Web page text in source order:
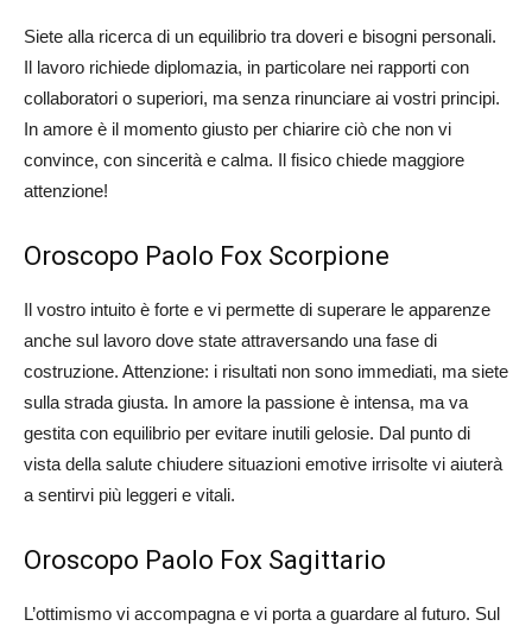
Siete alla ricerca di un equilibrio tra doveri e bisogni personali.
Il lavoro richiede diplomazia, in particolare nei rapporti con
collaboratori o superiori, ma senza rinunciare ai vostri principi.
In amore è il momento giusto per chiarire ciò che non vi
convince, con sincerità e calma. Il fisico chiede maggiore
attenzione!
Oroscopo Paolo Fox Scorpione
Il vostro intuito è forte e vi permette di superare le apparenze
anche sul lavoro dove state attraversando una fase di
costruzione. Attenzione: i risultati non sono immediati, ma siete
sulla strada giusta. In amore la passione è intensa, ma va
gestita con equilibrio per evitare inutili gelosie. Dal punto di
vista della salute chiudere situazioni emotive irrisolte vi aiuterà
a sentirvi più leggeri e vitali.
Oroscopo Paolo Fox Sagittario
L’ottimismo vi accompagna e vi porta a guardare al futuro. Sul